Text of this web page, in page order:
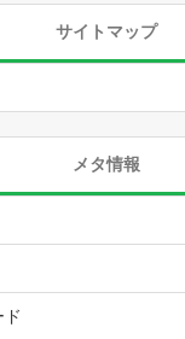
サイトマップ
メタ情報